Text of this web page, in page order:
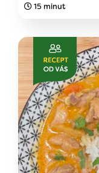
15 minut